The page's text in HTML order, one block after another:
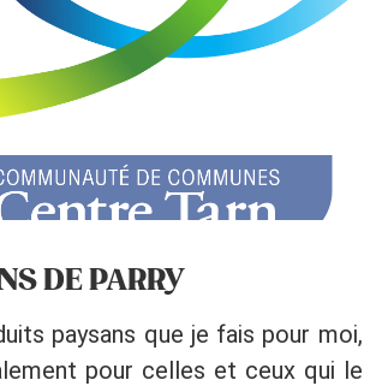
DE PARRY
paysans que je fais pour moi,
pour celles et ceux qui le